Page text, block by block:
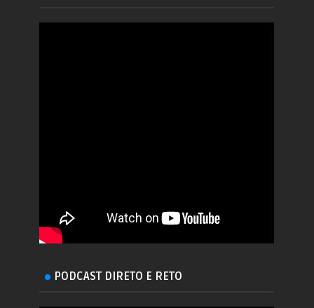
PODCAST DIRETO E RETO